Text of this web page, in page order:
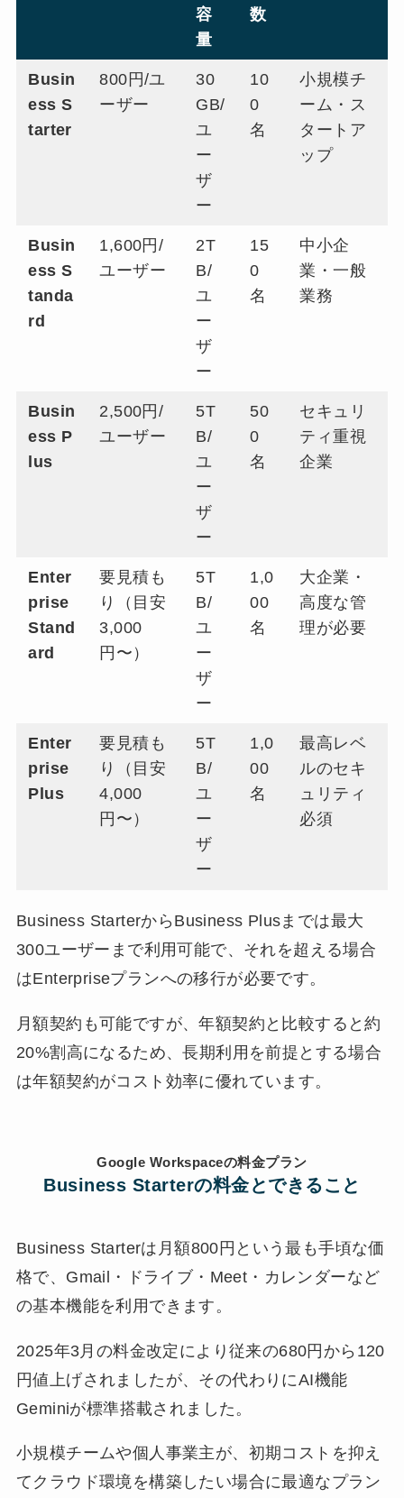
容
量
数
Busin
ess S
tarter
800円/ユ
ーザー
30
GB/
ユ
ー
ザ
ー
10
0
名
小規模チ
ーム・ス
タートア
ップ
Busin
ess S
tanda
rd
1,600円/
ユーザー
2T
B/
ユ
ー
ザ
ー
15
0
名
中小企
業・一般
業務
Busin
ess P
lus
2,500円/
ユーザー
5T
B/
ユ
ー
ザ
ー
50
0
名
セキュリ
ティ重視
企業
Enter
prise
Stand
ard
要見積も
り（目安
3,000
円〜）
5T
B/
ユ
ー
ザ
ー
1,0
00
名
大企業・
高度な管
理が必要
Enter
prise
Plus
要見積も
り（目安
4,000
円〜）
5T
B/
ユ
ー
ザ
ー
1,0
00
名
最高レベ
ルのセキ
ュリティ
必須
Business StarterからBusiness Plusまでは最大
300ユーザーまで利用可能で、それを超える場合
はEnterpriseプランへの移行が必要です。
月額契約も可能ですが、年額契約と比較すると約
20%割高になるため、長期利用を前提とする場合
は年額契約がコスト効率に優れています。
Google Workspaceの料金プラン
Business Starterの料金とできること
Business Starterは月額800円という最も手頃な価
格で、Gmail・ドライブ・Meet・カレンダーなど
の基本機能を利用できます。
2025年3月の料金改定により従来の680円から120
円値上げされましたが、その代わりにAI機能
Geminiが標準搭載されました。
小規模チームや個人事業主が、初期コストを抑え
てクラウド環境を構築したい場合に最適なプラン